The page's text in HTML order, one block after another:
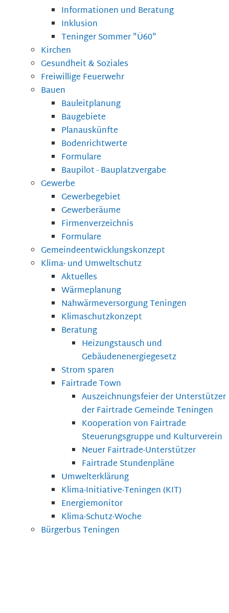
Informationen und Beratung
Inklusion
Teninger Sommer "Ü60"
Kirchen
Gesundheit & Soziales
Freiwillige Feuerwehr
Bauen
Bauleitplanung
Baugebiete
Planauskünfte
Bodenrichtwerte
Formulare
Baupilot - Bauplatzvergabe
Gewerbe
Gewerbegebiet
Gewerberäume
Firmenverzeichnis
Formulare
Gemeindeentwicklungskonzept
Klima- und Umweltschutz
Aktuelles
Wärmeplanung
Nahwärmeversorgung Teningen
Klimaschutzkonzept
Beratung
Heizungstausch und
Gebäudenenergiegesetz
Strom sparen
Fairtrade Town
Auszeichnungsfeier der Unterstützer
der Fairtrade Gemeinde Teningen
Kooperation von Fairtrade
Steuerungsgruppe und Kulturverein
Neuer Fairtrade-Unterstützer
Fairtrade Stundenpläne
Umwelterklärung
Klima-Initiative-Teningen (KIT)
Energiemonitor
Klima-Schutz-Woche
Bürgerbus Teningen